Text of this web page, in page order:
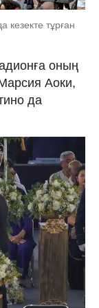
тұрған
оның
Аоки,
да